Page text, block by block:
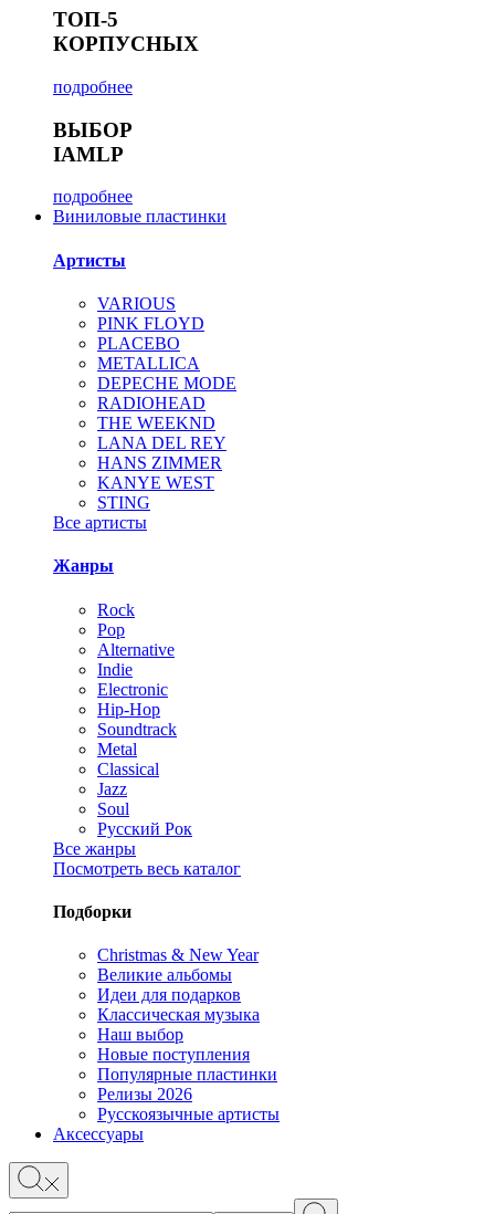
ТОП-5
КОРПУСНЫХ
подробнее
ВЫБОР
IAMLP
подробнее
Виниловые пластинки
Артисты
VARIOUS
PINK FLOYD
PLACEBO
METALLICA
DEPECHE MODE
RADIOHEAD
THE WEEKND
LANA DEL REY
HANS ZIMMER
KANYE WEST
STING
Все артисты
Жанры
Rock
Pop
Alternative
Indie
Electronic
Hip-Hop
Soundtrack
Metal
Classical
Jazz
Soul
Русский Рок
Все жанры
Посмотреть весь каталог
Подборки
Christmas & New Year
Великие альбомы
Идеи для подарков
Классическая музыка
Наш выбор
Новые поступления
Популярные пластинки
Релизы 2026
Русскоязычные артисты
Аксессуары